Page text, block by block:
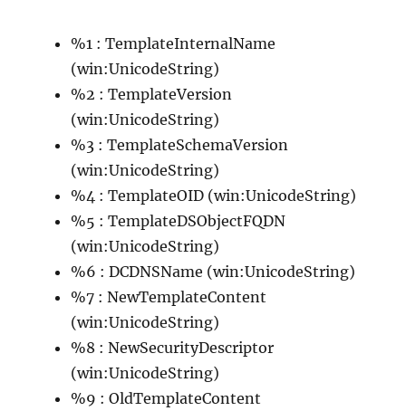
%1 : TemplateInternalName
(win:UnicodeString)
%2 : TemplateVersion
(win:UnicodeString)
%3 : TemplateSchemaVersion
(win:UnicodeString)
%4 : TemplateOID (win:UnicodeString)
%5 : TemplateDSObjectFQDN
(win:UnicodeString)
%6 : DCDNSName (win:UnicodeString)
%7 : NewTemplateContent
(win:UnicodeString)
%8 : NewSecurityDescriptor
(win:UnicodeString)
%9 : OldTemplateContent